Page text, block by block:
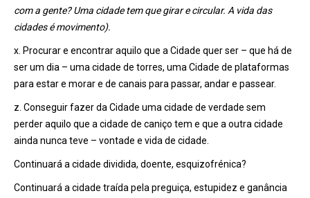
com a gente? Uma cidade tem que girar e circular. A vida das
cidades é movimento).
x. Procurar e encontrar aquilo que a Cidade quer ser – que há de
ser um dia – uma cidade de torres, uma Cidade de plataformas
para estar e morar e de canais para passar, andar e passear.
z. Conseguir fazer da Cidade uma cidade de verdade sem
perder aquilo que a cidade de caniço tem e que a outra cidade
ainda nunca teve – vontade e vida de cidade.
Continuará a cidade dividida, doente, esquizofrénica?
Continuará a cidade traída pela preguiça, estupidez e ganância